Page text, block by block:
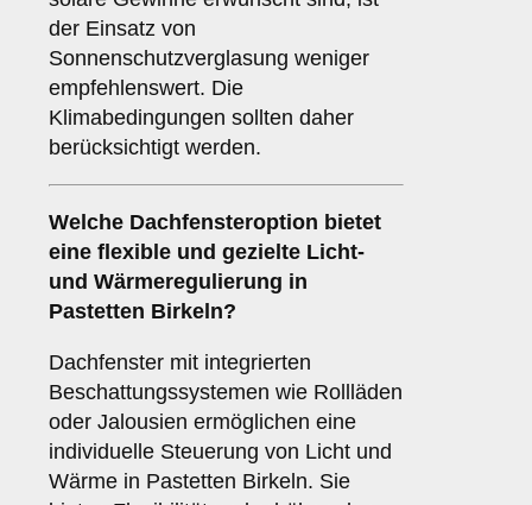
der Einsatz von
Sonnenschutzverglasung weniger
empfehlenswert. Die
Klimabedingungen sollten daher
berücksichtigt werden.
Welche Dachfensteroption bietet
eine flexible und gezielte Licht-
und Wärmeregulierung in
Pastetten Birkeln?
Dachfenster mit integrierten
Beschattungssystemen wie Rollläden
oder Jalousien ermöglichen eine
individuelle Steuerung von Licht und
Wärme in Pastetten Birkeln. Sie